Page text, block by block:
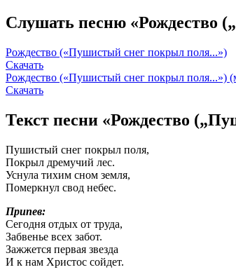
Слушать песню «Рождество
Рождество («Пушистый снег покрыл поля...»)
Скачать
Рождество («Пушистый снег покрыл поля...»)
Скачать
Текст песни «Рождество
Пушистый снег покрыл поля,
Покрыл дремучий лес.
Уснула тихим сном земля,
Померкнул свод небес.
Припев:
Сегодня отдых от труда,
Забвенье всех забот.
Зажжется первая звезда
И к нам Христос сойдет.